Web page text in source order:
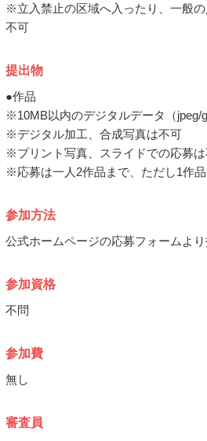
※立入禁止の区域へ入ったり、一般
不可
提出物
●作品
※10MB以内のデジタルデータ（jpeg/
※デジタル加工、合成写真は不可
※プリント写真、スライドでの応募
※応募は一人2作品まで、ただし1作
参加方法
公式ホームページの応募フォームよ
参加資格
不問
参加費
無し
審査員